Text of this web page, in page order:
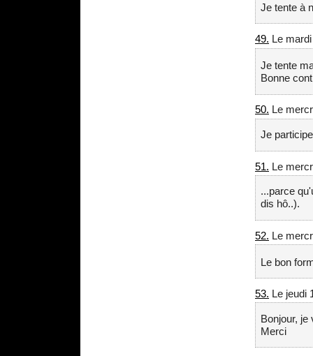
Je tente à
49. Le
Je tente
Bonne
50. Le
Je
51. Le
...parce
dis hô..).
52. Le
Le bon
53. Le jeudi
Bonjour, je
Merci